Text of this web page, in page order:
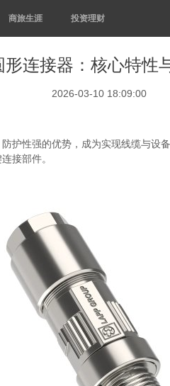
商旅生涯 投资理财
形连接器：核心特性
2026-03-10 18:09:00
护性强的优势，成为实现线缆与设
接部件。